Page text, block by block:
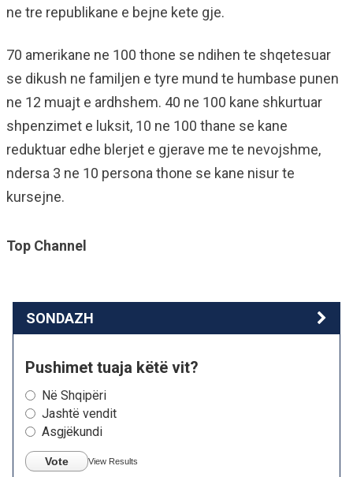
ne tre republikane e bejne kete gje.
70 amerikane ne 100 thone se ndihen te shqetesuar
se dikush ne familjen e tyre mund te humbase punen
ne 12 muajt e ardhshem. 40 ne 100 kane shkurtuar
shpenzimet e luksit, 10 ne 100 thane se kane
reduktuar edhe blerjet e gjerave me te nevojshme,
ndersa 3 ne 10 persona thone se kane nisur te
kursejne.
Top Channel
SONDAZH
Pushimet tuaja këtë vit?
Në Shqipëri
Jashtë vendit
Asgjëkundi
Vote View Results